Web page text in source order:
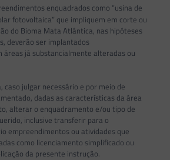
enquadrados como “usina de
fotovoltaica” que impliquem em corte ou
do Bioma Mata Atlântica, nas hipóteses
deverão ser implantados
áreas já substancialmente alteradas ou
caso julgar necessário e por meio de
dadas as características da área
alterar o enquadramento e/ou tipo de
inclusive transferir para o
empreendimentos ou atividades que
como licenciamento simplificado ou
da presente instrução.